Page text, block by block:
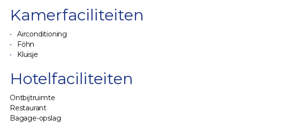
Kamerfaciliteiten
Airconditioning
Föhn
Kluisje
Hotelfaciliteiten
Ontbijtruimte
Restaurant
Bagage-opslag